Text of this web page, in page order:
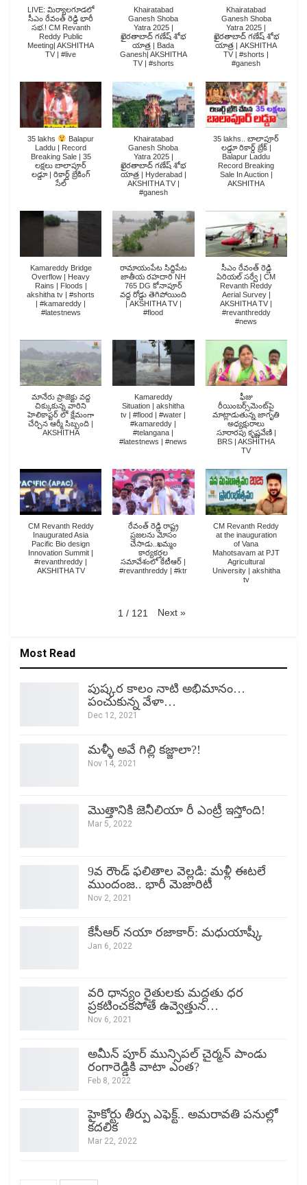
LIVE: మిర్యాలగూడలో
సీఎం రేవంత్ రెడ్డి భారీ
సభ.! CM Revanth
Reddy Public
Meeting| AKSHITHA
TV | #live
Khairatabad
Ganesh Shoba
Yatra 2025 |
ఖైరతాబాద్ గణేష్ శోభ
యాత్ర | Bada
Ganesh| AKSHITHA
TV | #shorts
Khairatabad
Ganesh Shoba
Yatra 2025 |
ఖైరతాబాద్ గణేష్ శోభ
యాత్ర | AKSHITHA
TV | #shorts |
#ganesh
35 lakhs
Balapur
Laddu | Record
Breaking Sale | 35
లక్షలు బాలాపూర్
లడ్డూ | రికార్డ్ బ్రేకింగ్
సేల్
Khairatabad
Ganesh Shoba
Yatra 2025 |
ఖైరతాబాద్ గణేష్ శోభ
యాత్ర | Hyderabad |
AKSHITHA TV |
#ganesh
35 lakhs.. బాలాపూర్
లడ్డూ రికార్డ్ బ్రేక్ |
Balapur Laddu
Record Breaking
Sale In Auction |
AKSHITHA
Kamareddy Bridge
Overflow | Heavy
Rains | Floods |
akshitha tv | #shorts
| #kamareddy |
#latestnews
రామాయంపేట సిద్దిపేట
జాతీయ రహదారి NH
765 DG కోనాపూర్
వద్ద రోడ్డు తెగిపోయింది
| AKSHITHA TV |
#flood
సీఎం రేవంత్ రెడ్డి
ఏరియల్ సర్వే | CM
Revanth Reddy
Aerial Survey |
AKSHITHA TV |
#revanthreddy
#news
మానేరు ప్రాజెక్టు వద్ద
చిక్కుకున్న వారిని
హెలికాప్టర్ లో క్షేమంగా
చేర్చిన ఆర్మీ సిబ్బంది |
AKSHITHA
Kamareddy
Situation | akshitha
tv | #flood | #water |
#kamareddy |
#telangana |
#latestnews | #news
ఫీజు
రీయింబర్స్‌మెంట్‌పై
మాట్లాడుతున్న జాగృతి
అధ్యక్షురాలు
సూరారపు కృష్ణవేణి |
BRS | AKSHITHA
TV
CM Revanth Reddy
Inaugurated Asia
Pacific Bio design
Innovation Summit |
#revanthreddy |
AKSHITHA TV
రేవంత్ రెడ్డి రాష్ట్ర
ప్రజలను మోసం
చేసాడు..ఖమ్మం
కార్యకర్తల
సమావేశంలో కేటీఆర్ |
#revanthreddy | #ktr
CM Revanth Reddy
at the inauguration
of Vana
Mahotsavam at PJT
Agricultural
University | akshitha
tv
1 / 121 Next »
Most Read
పుష్కర కాలం నాటి అభిమానం…
పంచుకున్న వేళా…
Dec 12, 2021
మళ్ళీ అవే గిల్లి కజ్జాలా?!
Nov 14, 2021
మొత్తానికి జెనీలియా రీ ఎంట్రీ ఇస్తోంది!
Mar 5, 2022
9వ రౌండ్ ఫలితాల వెల్లడి: మళ్లీ ఈటలే
ముందంజ.. భారీ మెజారిటీ
Nov 2, 2021
కేసీఆర్ నయా రజాకార్: మధుయాష్కీ
Jan 6, 2022
వరి ధాన్యం రైతులకు మద్దతు ధర
ప్రకటించకపోతే ఉవ్వెత్తున…
Nov 6, 2021
అమీన్ పూర్ మున్సిపల్ చైర్మన్ పాండు
రంగారెడ్డికి వాటా ఎంత?
Feb 8, 2022
హైకోర్టు తీర్పు ఎఫెక్ట్.. అమరావతి పనుల్లో
కదలిక
Mar 22, 2022